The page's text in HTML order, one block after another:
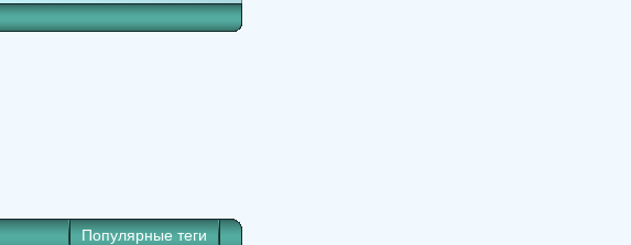
Популярные теги